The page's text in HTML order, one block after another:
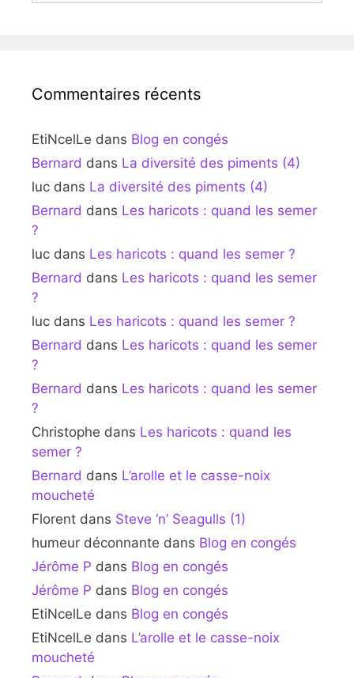
Commentaires récents
EtiNcelLe dans Blog en congés
Bernard dans La diversité des piments (4)
luc dans La diversité des piments (4)
Bernard dans Les haricots : quand les semer
?
luc dans Les haricots : quand les semer ?
Bernard dans Les haricots : quand les semer
?
luc dans Les haricots : quand les semer ?
Bernard dans Les haricots : quand les semer
?
Bernard dans Les haricots : quand les semer
?
Christophe dans Les haricots : quand les
semer ?
Bernard dans L’arolle et le casse-noix
moucheté
Florent dans Steve ‘n’ Seagulls (1)
humeur déconnante dans Blog en congés
Jérôme P dans Blog en congés
Jérôme P dans Blog en congés
EtiNcelLe dans Blog en congés
EtiNcelLe dans L’arolle et le casse-noix
moucheté